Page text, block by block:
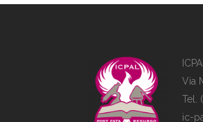
ICPAL
Via
Tel.
ic-